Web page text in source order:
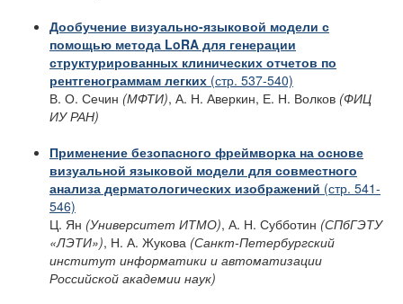
Дообучение визуально-языковой модели с
помощью метода LoRA для генерации
структурированных клинических отчетов по
рентгенограммам легких (стр. 537-540)
В. О. Сечин (МФТИ), А. Н. Аверкин, Е. Н. Волков (ФИЦ
ИУ РАН)
Применение безопасного фреймворка на основе
визуальной языковой модели для совместного
анализа дерматологических изображений (стр. 541-
546)
Ц. Ян (Университет ИТМО), А. Н. Субботин (СПбГЭТУ
«ЛЭТИ»), Н. А. Жукова (Санкт-Петербургский
институт информатики и автоматизации
Российской академии наук)